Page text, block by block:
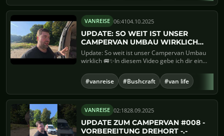
VANREISE 06:4104.10.2025
UPDATE: SO WEIT IST UNSER
CAMPERVAN UMBAU WIRKLICH
#009
Update: So weit ist unser Campervan Umbau
wirklich 🚐✨In diesem Video gebe ich dir ein
#vanreise #Bushcraft #van life
VANREISE 02:1828.09.2025
UPDATE ZUM CAMPERVAN #008 -
VORBEREITUNG DREHORT -.-